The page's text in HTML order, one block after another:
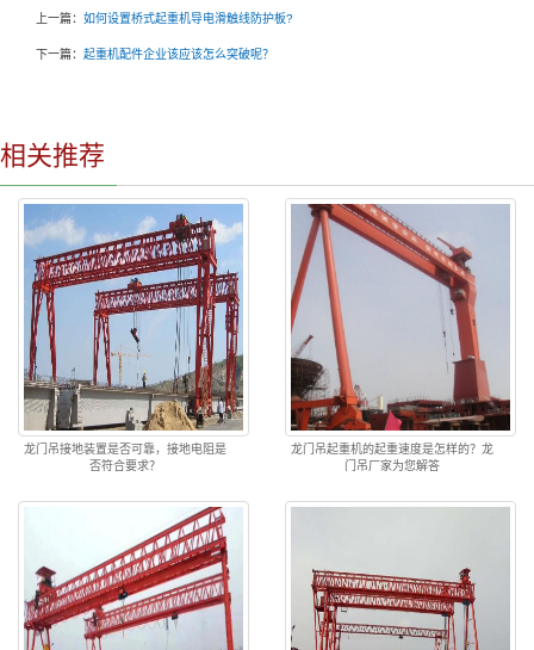
上一篇： 如何设置桥式起重机导电滑触线防护板?
下一篇： 起重机配件企业该应该怎么突破呢？
相关推荐
龙门吊接地装置是否可靠，接地电阻是
否符合要求？
龙门吊起重机的起重速度是怎样的？龙
门吊厂家为您解答